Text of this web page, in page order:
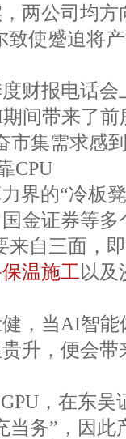
两公司均方
致使蹙迫将
报电话会
间带来了
市集需求感
CPU
的“冷板凳
金证券等
来自三面，
温施工以及
当AI智能
升，便会
，在东吴
当务”，因此